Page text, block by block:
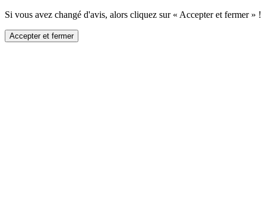
Si vous avez changé d'avis, alors cliquez sur « Accepter et fermer » !
Accepter et fermer